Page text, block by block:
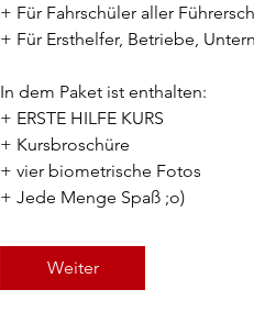
+ Für Fahrschüler aller
+ Für Ersthelfer, Betriebe,
In dem Paket ist enthalten:
+ ERSTE HILFE KURS
+ Kursbroschüre
+ vier biometrische Fotos
Weiter